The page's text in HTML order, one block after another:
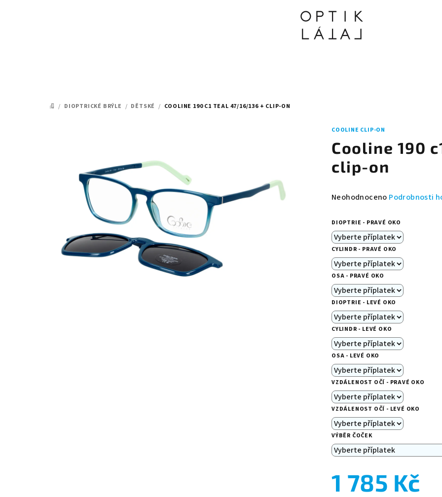
DOMŮ
/ DIOPTRICKÉ BRÝLE / DĚTSKÉ / COOLINE 190 C1 TEAL 47/16/136 + CLIP-ON
COOLINE CLIP-ON
Cooline 190
clip-on
Průměrné
produktu
je
0,0
z
5
hvězdiček.
Neohodnoceno Podrobnosti
DIOPTRIE - PRAVÉ OKO
CYLINDR - PRAVÉ OKO
OSA - PRAVÉ OKO
DIOPTRIE - LEVÉ OKO
CYLINDR - LEVÉ OKO
OSA - LEVÉ OKO
VZDÁLENOST OČÍ - PRAVÉ OKO
VZDÁLENOST OČÍ - LEVÉ OKO
VÝBĚR ČOČEK
1 785 Kč